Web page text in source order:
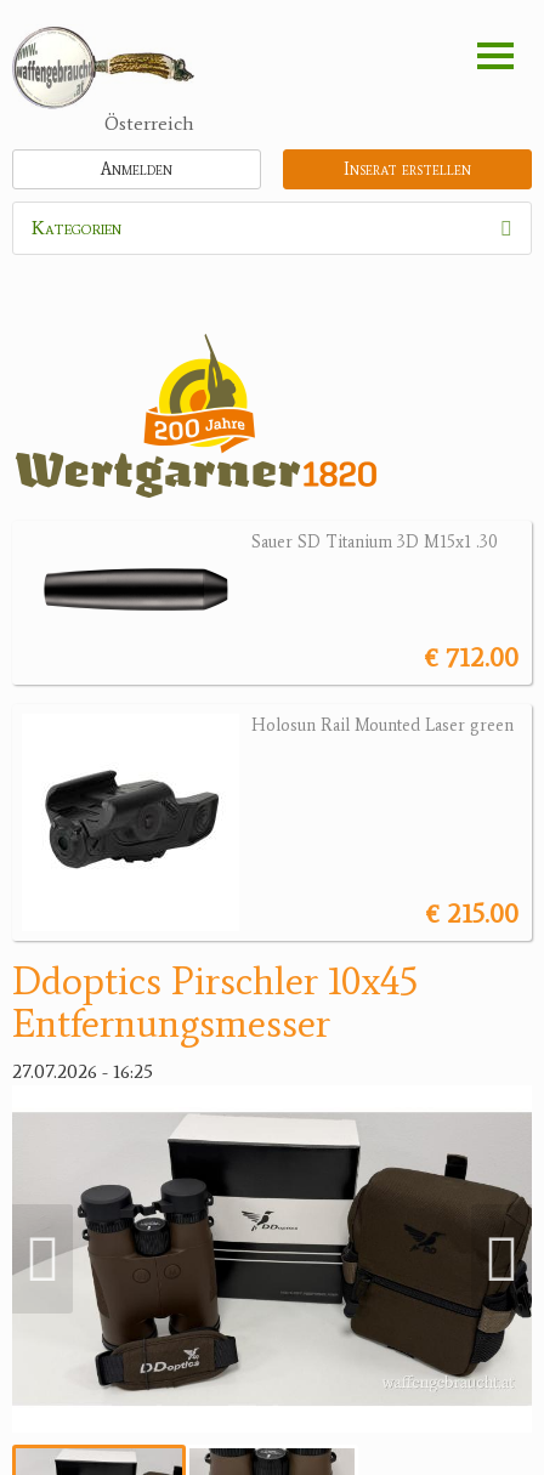
zum
Inhalt
Österreich
Inserat erstellen
Anmelden
Kategorien
Zielfernrohre
Wärmebildgeräte
Sonstiges
Jagdreviere
Bücher, Videos
Geschenke
Reviereinrichtungen
Sauer SD Titanium 3D M15x1 .30
€ 712.00
Holosun Rail Mounted Laser green
€ 215.00
Ddoptics Pirschler 10x45
Entfernungsmesser
27.07.2026 - 16:25